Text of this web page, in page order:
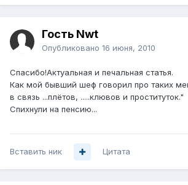
Гость Nwt
Опубликовано 16 июня, 2010
Спасибо!Актуальная и печальная статья.
Как мой бывший шеф говорил про таких
в связь ...плётов, .....клювов и проституток."
Спихнули на пенсию...
Вставить ник Цитата